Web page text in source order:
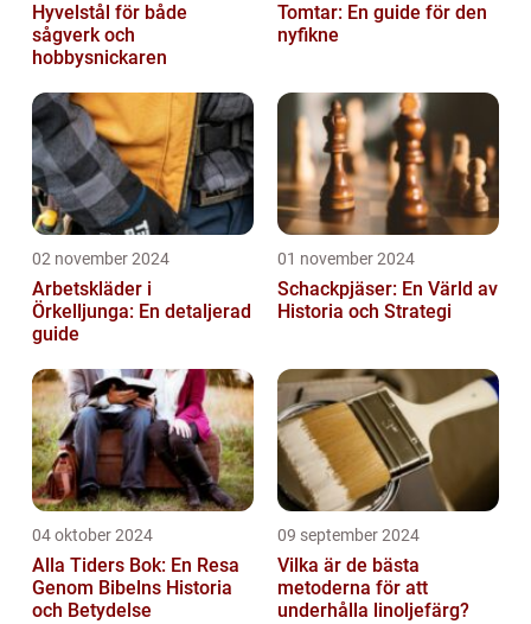
Hyvelstål för både
sågverk och
hobbysnickaren
Tomtar: En guide för den
nyfikne
02 november 2024
Arbetskläder i
Örkelljunga: En detaljerad
guide
01 november 2024
Schackpjäser: En Värld av
Historia och Strategi
04 oktober 2024
Alla Tiders Bok: En Resa
Genom Bibelns Historia
och Betydelse
09 september 2024
Vilka är de bästa
metoderna för att
underhålla linoljefärg?